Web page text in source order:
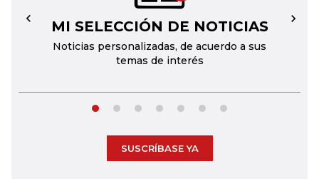
MI SELECCIÓN DE NOTICIAS
Noticias personalizadas, de acuerdo a sus
temas de interés
← →
SUSCRÍBASE YA